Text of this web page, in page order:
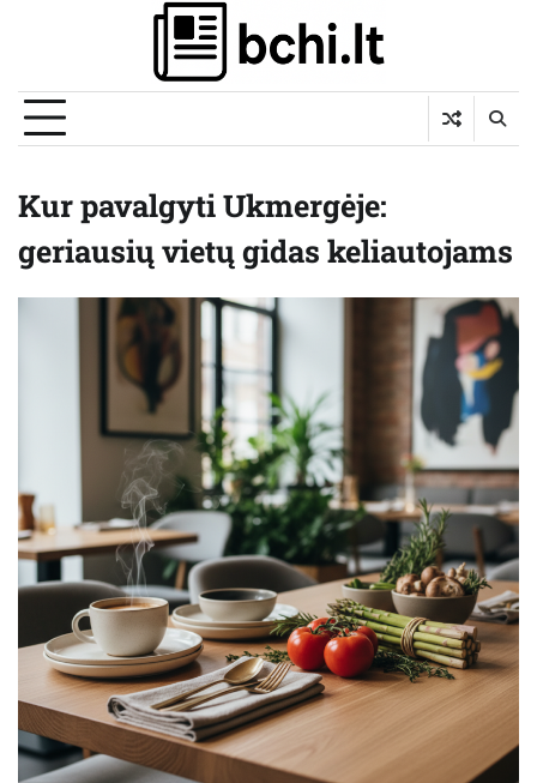
Kur pavalgyti Ukmergėje:
geriausių vietų gidas keliautojams